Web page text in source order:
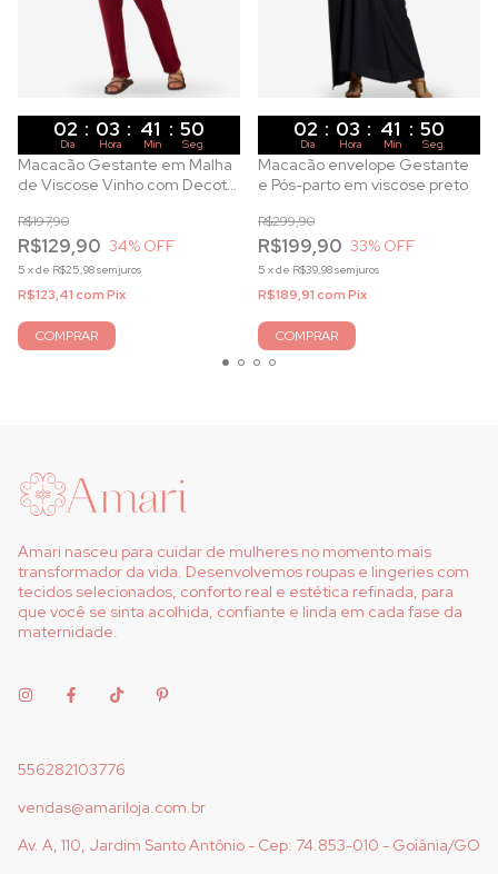
02 : 03 : 41 : 49
Dia Hora Min Seg
Macacão Gestante em Malha
de Viscose Vinho com Decote
Amamentação
R$129,90
R$197,90
34% OFF
5 xde R$25,98sem juros
R$123,41comPix
COMPRAR
02 : 03 : 41 : 49
Dia Hora Min Seg
Macacão envelope Gestante
e Pós-parto em viscose preto
R$199,90
R$299,90
33% OFF
5 xde R$39,98sem juros
R$189,91comPix
COMPRAR
Amari nasceu para cuidar de mulheres no momento mais
transformador da vida. Desenvolvemos roupas e lingeries com
tecidos selecionados, conforto real e estética refinada, para
que você se sinta acolhida, confiante e linda em cada fase da
maternidade.
556282103776
vendas@amariloja.com.br
Av. A, 110, Jardim Santo Antônio - Cep: 74.853-010 - Goiânia/GO